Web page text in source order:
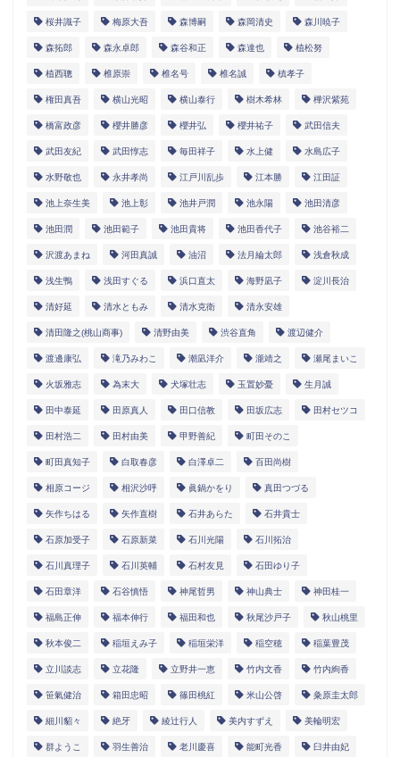
桜井識子 梅原大吾 森博嗣 森岡清史 森川暁子
森拓郎 森永卓郎 森谷和正 森達也 植松努
植西聰 椎原崇 椎名号 椎名誠 槙孝子
権田真吾 横山光昭 横山泰行 樹木希林 樺沢紫苑
橋富政彦 櫻井勝彦 櫻井弘 櫻井祐子 武田信夫
武田友紀 武田惇志 毎田祥子 水上健 水島広子
水野敬也 永井孝尚 江戸川乱歩 江本勝 江田証
池上奈生美 池上彰 池井戸潤 池永陽 池田清彦
池田潤 池田範子 池田貴将 池田香代子 池谷裕二
沢渡あまね 河田真誠 油沼 法月綸太郎 浅倉秋成
浅生鴨 浅田すぐる 浜口直太 海野凪子 淀川長治
清好延 清水ともみ 清水克衛 清永安雄
清田隆之(桃山商事) 清野由美 渋谷直角 渡辺健介
渡邊康弘 滝乃みわこ 潮凪洋介 瀧靖之 瀬尾まいこ
火坂雅志 為末大 犬塚壮志 玉置妙憂 生月誠
田中泰延 田原真人 田口信教 田坂広志 田村セツコ
田村浩二 田村由美 甲野善紀 町田そのこ
町田真知子 白取春彦 白澤卓二 百田尚樹
相原コージ 相沢沙呼 眞鍋かをり 真田つづる
矢作ちはる 矢作直樹 石井あらた 石井貴士
石原加受子 石原新菜 石川光陽 石川拓治
石川真理子 石川英輔 石村友見 石田ゆり子
石田章洋 石谷慎悟 神尾哲男 神山典士 神田桂一
福島正伸 福本伸行 福田和也 秋尾沙戸子 秋山桃里
秋本俊二 稲垣えみ子 稲垣栄洋 稲空穂 稲葉豊茂
立川談志 立花隆 立野井一恵 竹内文香 竹内絢香
笹氣健治 箱田忠昭 篠田桃紅 米山公啓 粂原圭太郎
細川貂々 絶牙 綾辻行人 美内すずえ 美輪明宏
群ようこ 羽生善治 老川慶喜 能町光香 臼井由妃